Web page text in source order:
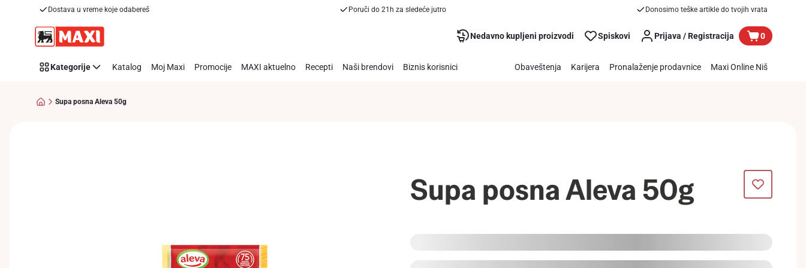
Dostava u vreme koje odabereš Poruči do 21h za sledeće jutro Donosimo teške artikle do tvojih vrata
Nedavno kupljeni proizvodi Spiskovi Prijava / Registracija 0
Kategorije Katalog Moj Maxi Promocije MAXI aktuelno Recepti Naši brendovi Biznis korisnici Obaveštenja Karijera Pronalaženje prodavnice Maxi Online Niš
Supa posna Aleva 50g
Supa posna Aleva 50g